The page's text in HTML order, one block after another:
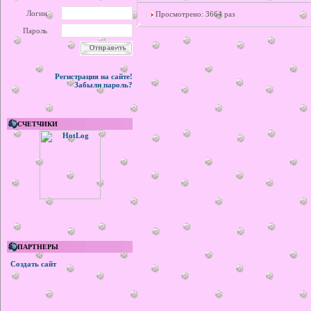
Логин
Пароль
Регистрация на сайте!
Забыли пароль?
СЧЕТЧИКИ
ПАРТНЕРЫ
Создать сайт
Просмотрено: 3664 раз